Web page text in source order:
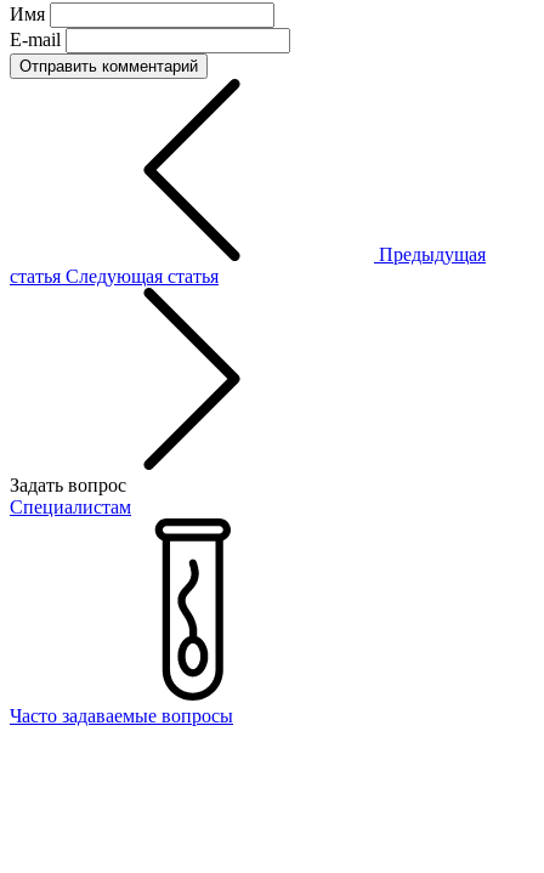
Имя
E-mail
Отправить комментарий
Предыдущая
статья Следующая статья
Задать вопрос
Специалистам
Часто задаваемые вопросы